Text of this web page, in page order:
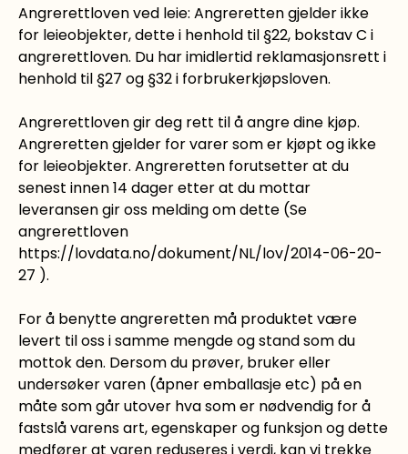
Angrerettloven ved leie: Angreretten gjelder ikke
for leieobjekter, dette i henhold til §22, bokstav C i
angrerettloven. Du har imidlertid reklamasjonsrett i
henhold til §27 og §32 i forbrukerkjøpsloven.
Angrerettloven gir deg rett til å angre dine kjøp.
Angreretten gjelder for varer som er kjøpt og ikke
for leieobjekter. Angreretten forutsetter at du
senest innen 14 dager etter at du mottar
leveransen gir oss melding om dette (Se
angrerettloven
https://lovdata.no/dokument/NL/lov/2014-06-20-
27 ).
For å benytte angreretten må produktet være
levert til oss i samme mengde og stand som du
mottok den. Dersom du prøver, bruker eller
undersøker varen (åpner emballasje etc) på en
måte som går utover hva som er nødvendig for å
fastslå varens art, egenskaper og funksjon og dette